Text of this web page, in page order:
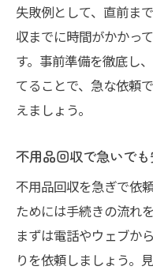
失敗例として、直前ま
収までに時間がかかっ
す。事前準備を徹底し
てることで、急な依頼
えましょう。
不用品回収で急いで
不用品回収を急ぎで依
ためには手続きの流れ
まずは電話やウェブか
りを依頼しましょう。